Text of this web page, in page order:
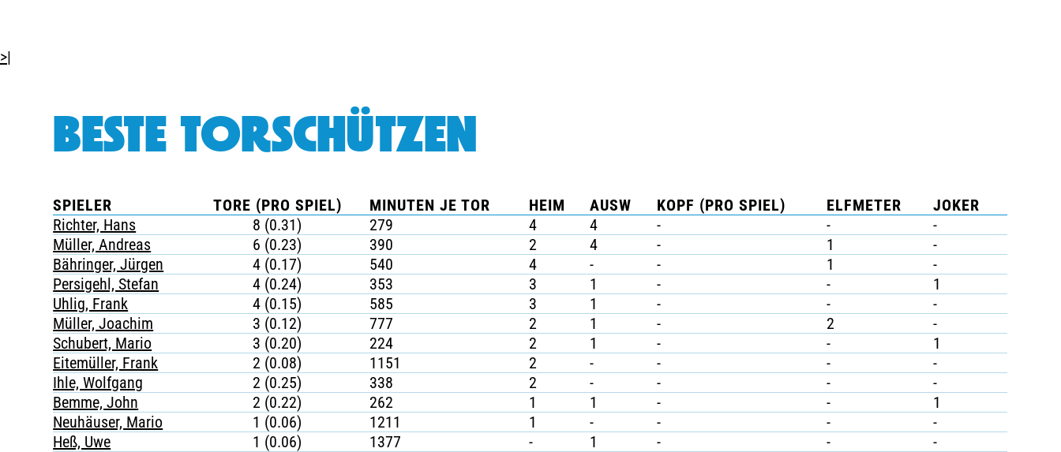
>|
BESTE TORSCHÜTZEN
SPIELER TORE (PRO SPIEL) MINUTEN JE TOR HEIM AUSW KOPF (PRO SPIEL) ELFMETER
JOKER
Richter, Hans
8 (0.31) 279 4 4 - -
-
Müller, Andreas
6 (0.23) 390 2 4 - 1
-
Bähringer, Jürgen
4 (0.17) 540 4 - - 1
-
Persigehl, Stefan
4 (0.24) 353 3 1 - -
1
Uhlig, Frank
4 (0.15) 585 3 1 - -
-
Müller, Joachim
3 (0.12) 777 2 1 - 2
-
Schubert, Mario
3 (0.20) 224 2 1 - -
1
Eitemüller, Frank
2 (0.08) 1151 2 - - -
-
Ihle, Wolfgang
2 (0.25) 338 2 - - -
-
Bemme, John
2 (0.22) 262 1 1 - -
1
Neuhäuser, Mario
1 (0.06) 1211 1 - - -
-
Heß, Uwe
1 (0.06) 1377 - 1 - - -